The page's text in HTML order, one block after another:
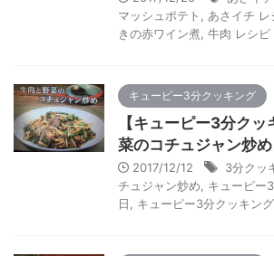
マッシュポテト
あさイチ レ
きの赤ワイン煮 牛肉 レシピ
キューピー3分クッキング
【キューピー3分ク
菜のコチュジャン炒
2017/12/12
3分クッ
チュジャン炒め
キューピー
日
キューピー3分クッキン